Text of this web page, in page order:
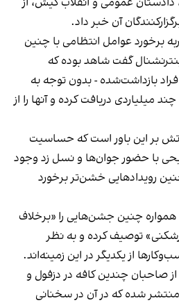
آن خبر داد.
برخورد عوامل انتظامی با چنین
گفت شاهد بوده که
بازداشت‌‌شده - بدون توجه به
میلیاردی دریافت کرده و آنها را از
بر این باور است که حساسیت
با حضور جوان‌ها و نسل زد وجود
رویدادهایی خشن‌تر برخورد
چنین جشن‌هایی را «برخلاف
توصیف کرده و به نظر
از یکدیگر در این زمینه‌اند.
صاحبان چندین کافه در دزفول و
شده که در آن در سخنانی